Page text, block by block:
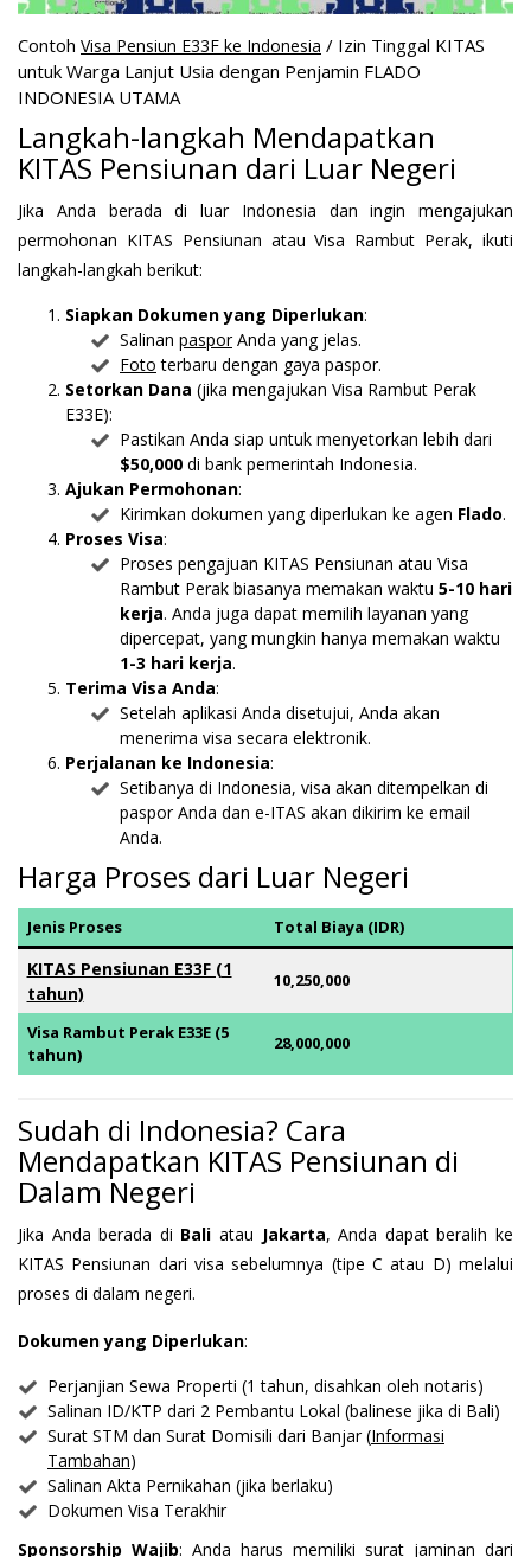
Contoh Visa Pensiun E33F ke Indonesia / Izin Tinggal KITAS
untuk Warga Lanjut Usia dengan Penjamin FLADO
INDONESIA UTAMA
Langkah-langkah Mendapatkan
KITAS Pensiunan dari Luar Negeri
Jika Anda berada di luar Indonesia dan ingin mengajukan
permohonan KITAS Pensiunan atau Visa Rambut Perak, ikuti
langkah-langkah berikut:
Siapkan Dokumen yang Diperlukan:
Salinan pasporAnda yang jelas.
Foto terbaru dengan gaya paspor.
Setorkan Dana (jika mengajukan Visa Rambut Perak
E33E):
Pastikan Anda siap untuk menyetorkan lebih dari
$50,000 di bank pemerintah Indonesia.
Ajukan Permohonan:
Kirimkan dokumen yang diperlukan ke agen Flado.
Proses Visa:
Proses pengajuan KITAS Pensiunan atau Visa
Rambut Perak biasanya memakan waktu 5-10 hari
kerja. Anda juga dapat memilih layanan yang
dipercepat, yang mungkin hanya memakan waktu
1-3 hari kerja.
Terima Visa Anda:
Setelah aplikasi Anda disetujui, Anda akan
menerima visa secara elektronik.
Perjalanan ke Indonesia:
Setibanya di Indonesia, visa akan ditempelkan di
paspor Anda dan e-ITAS akan dikirim ke email
Anda.
Harga Proses dari Luar Negeri
Jenis Proses Total Biaya (IDR)
KITAS Pensiunan E33F (1
tahun)
10,250,000
Visa Rambut Perak E33E (5
tahun)
28,000,000
Sudah di Indonesia? Cara
Mendapatkan KITAS Pensiunan di
Dalam Negeri
Jika Anda berada di Bali atau Jakarta, Anda dapat beralih ke
KITAS Pensiunan dari visa sebelumnya (tipe C atau D) melalui
proses di dalam negeri.
Dokumen yang Diperlukan:
Perjanjian Sewa Properti (1 tahun, disahkan oleh notaris)
Salinan ID/KTP dari 2 Pembantu Lokal (balinese jika di Bali)
Surat STM dan Surat Domisili dari Banjar (Informasi
Tambahan)
Salinan Akta Pernikahan (jika berlaku)
Dokumen Visa Terakhir
Sponsorship Wajib: Anda harus memiliki surat jaminan dari